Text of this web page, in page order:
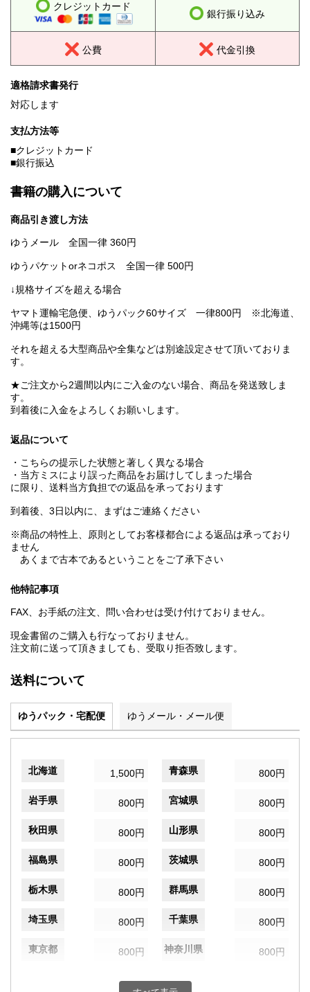
クレジットカード
銀行振り込み
公費 代金引換
適格請求書発行
対応します
支払方法等
■クレジットカード
■銀行振込
書籍の購入について
商品引き渡し方法
ゆうメール 全国一律 360円
ゆうパケットorネコポス 全国一律 500円
↓規格サイズを超える場合
ヤマト運輸宅急便、ゆうパック60サイズ 一律800円 ※北海道、
沖縄等は1500円
それを超える大型商品や全集などは別途設定させて頂いておりま
す。
★ご注文から2週間以内にご入金のない場合、商品を発送致しま
す。
到着後に入金をよろしくお願いします。
返品について
・こちらの提示した状態と著しく異なる場合
・当方ミスにより誤った商品をお届けしてしまった場合
に限り、送料当方負担での返品を承っております
到着後、3日以内に、まずはご連絡ください
※商品の特性上、原則としてお客様都合による返品は承っており
ません
あくまで古本であるということをご了承下さい
他特記事項
FAX、お手紙の注文、問い合わせは受け付けておりません。
現金書留のご購入も行なっておりません。
注文前に送って頂きましても、受取り拒否致します。
送料について
ゆうパック・宅配便 ゆうメール・メール便
北海道 1,500円 青森県 800円
岩手県 800円 宮城県 800円
秋田県 800円 山形県 800円
福島県 800円 茨城県 800円
栃木県 800円 群馬県 800円
埼玉県 800円 千葉県 800円
東京都 800円 神奈川県 800円
800円 富山県